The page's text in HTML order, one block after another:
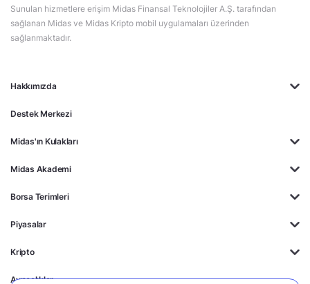
Hakkımızda
Destek Merkezi
Midas'ın Kulakları
Midas Akademi
Borsa Terimleri
Piyasalar
Kripto
Ayrıcalıklar
Sunulan hizmetlere erişim Midas Finansal Teknolojiler A.Ş. tarafından
sağlanan Midas ve Midas Kripto mobil uygulamaları üzerinden
sağlanmaktadır.